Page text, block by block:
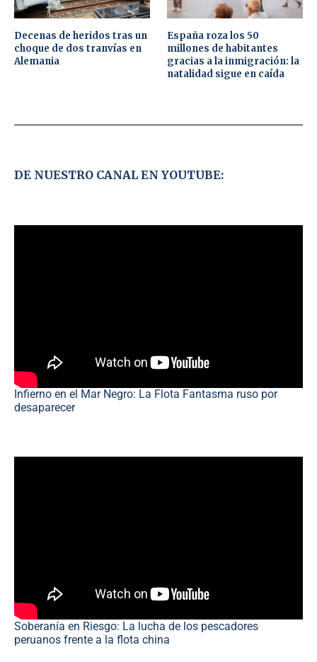
Decenas de heridos tras un
choque de dos tranvías en
Alemania
España roza los 50
millones de habitantes
gracias a la inmigración: la
natalidad sigue en caída
DE NUESTRO CANAL EN YOUTUBE:
Infierno en el Mar Negro: La Flota Fantasma ruso por
desaparecer
Soberanía en Riesgo: La lucha de los pescadores
peruanos frente a la flota china